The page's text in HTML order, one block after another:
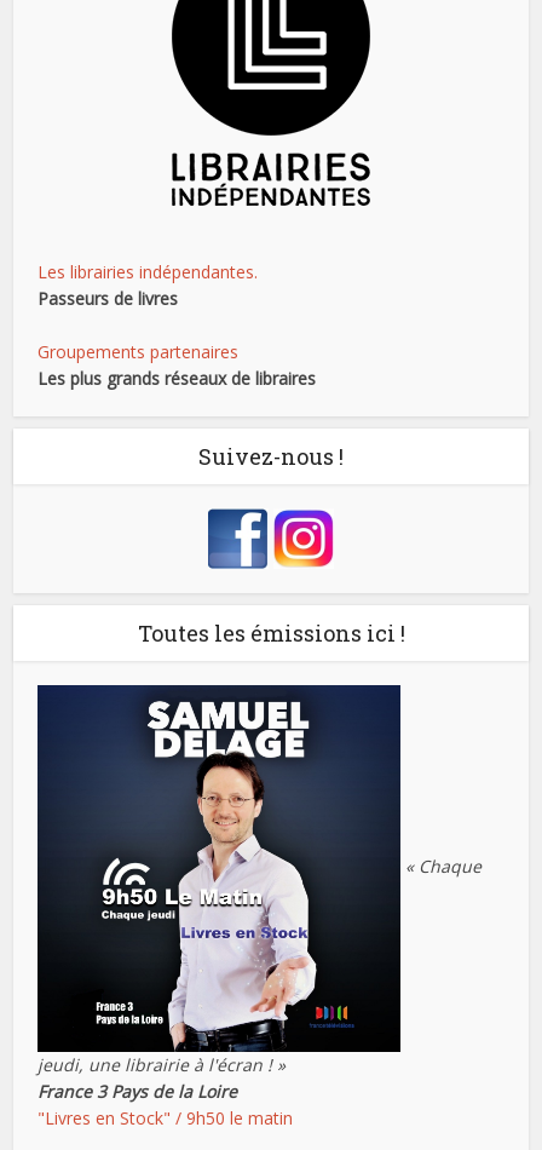
Les librairies indépendantes.
Passeurs de livres
Groupements partenaires
Les plus grands réseaux de libraires
Suivez-nous !
Toutes les émissions ici !
« Chaque
jeudi, une librairie à l'écran ! »
France 3 Pays de la Loire
"Livres en Stock" / 9h50 le matin